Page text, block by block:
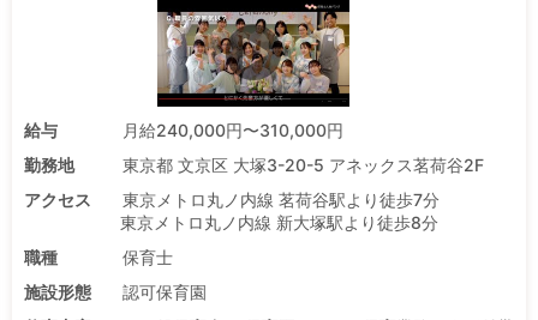
給与
月給240,000円〜310,000円
勤務地
東京都 文京区 大塚3-20-5 アネックス茗荷谷2F
アクセス
東京メトロ丸ノ内線 茗荷谷駅より徒歩7分
東京メトロ丸ノ内線 新大塚駅より徒歩8分
職種
保育士
施設形態
認可保育園